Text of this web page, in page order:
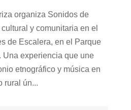
organiza Sonidos de
y comunitaria en el
de Escalera, en el Parque
Una experiencia que une
etnográfico y música en
rural ún...